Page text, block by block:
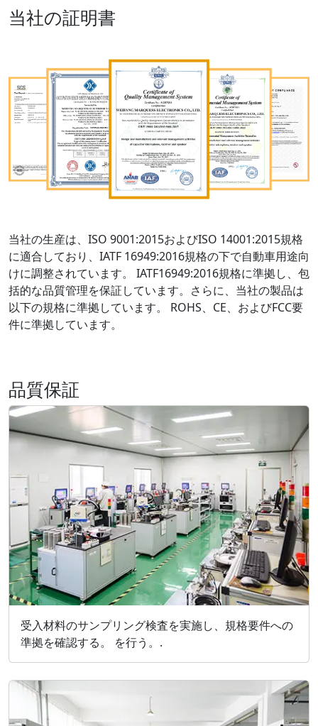
当社の証明書
当社の生産は、ISO 9001:2015およびISO 14001:2015規格
に適合しており、IATF 16949:2016規格の下で自動車用途向
けに調整されています。 IATF16949:2016規格に準拠し、包
括的な品質管理を保証しています。さらに、当社の製品は
以下の規格に準拠しています。 ROHS、CE、およびFCC要
件に準拠しています。
品質保証
受入材料のサンプリング検査を実施し、規格要件への
準拠を確認する。 を行う。.